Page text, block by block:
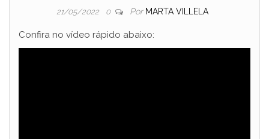
21/05/2022 0 Por MARTA VILLELA
Confira no vídeo rápido abaixo: